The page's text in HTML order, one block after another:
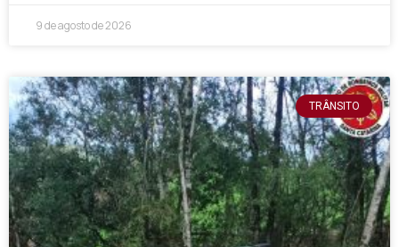
9 de agosto de 2026
TRÂNSITO